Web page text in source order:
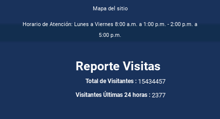
Mapa del sitio
Horario de Atención: Lunes a Viernes 8:00 a.m. a 1:00 p.m. - 2:00 p.m. a
5:00 p.m.
Reporte Visitas
Total de Visitantes : 15434457
Visitantes Últimas 24 horas : 2377